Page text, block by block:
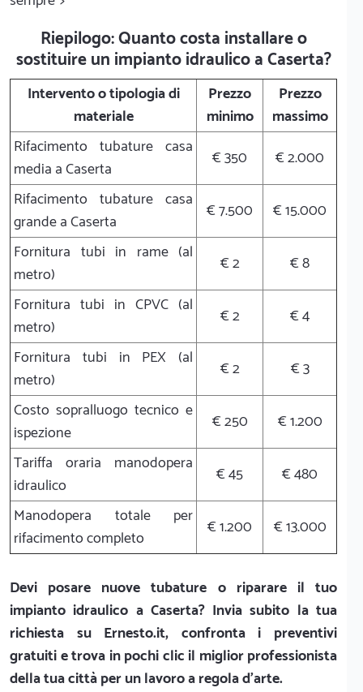
Riepilogo: Quanto costa installare o
sostituire un impianto idraulico a Caserta?
Intervento o tipologia di
materiale
Prezzo
minimo
Prezzo
massimo
Rifacimento tubature casa
media a Caserta
€ 350
€ 2.000
Rifacimento tubature casa
grande a Caserta
€ 7.500
€ 15.000
Fornitura tubi in rame (al
metro)
€ 2
€ 8
Fornitura tubi in CPVC (al
metro)
€ 2
€ 4
Fornitura tubi in PEX (al
metro)
€ 2
€ 3
Costo sopralluogo tecnico e
ispezione
€ 250
€ 1.200
Tariffa oraria manodopera
idraulico
€ 45
€ 480
Manodopera totale per
rifacimento completo
€ 1.200 € 13.000
Devi posare nuove tubature o riparare il tuo
impianto idraulico a Caserta? Invia subito la tua
richiesta su Ernesto.it, confronta i preventivi
gratuiti e trova in pochi clic il miglior professionista
della tua città per un lavoro a regola d'arte.